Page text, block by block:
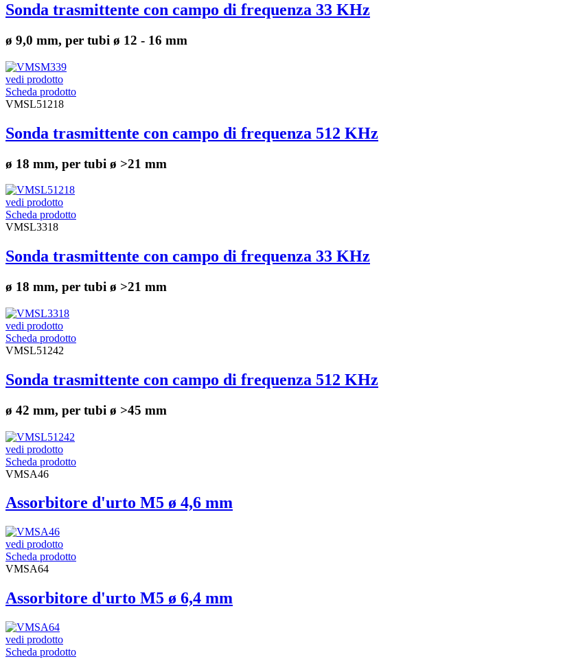
Sonda trasmittente con campo di frequenza 33 KHz
ø 9,0 mm, per tubi ø 12 - 16 mm
vedi prodotto
Scheda prodotto
VMSL51218
Sonda trasmittente con campo di frequenza 512 KHz
ø 18 mm, per tubi ø >21 mm
vedi prodotto
Scheda prodotto
VMSL3318
Sonda trasmittente con campo di frequenza 33 KHz
ø 18 mm, per tubi ø >21 mm
vedi prodotto
Scheda prodotto
VMSL51242
Sonda trasmittente con campo di frequenza 512 KHz
ø 42 mm, per tubi ø >45 mm
vedi prodotto
Scheda prodotto
VMSA46
Assorbitore d'urto M5 ø 4,6 mm
vedi prodotto
Scheda prodotto
VMSA64
Assorbitore d'urto M5 ø 6,4 mm
vedi prodotto
Scheda prodotto